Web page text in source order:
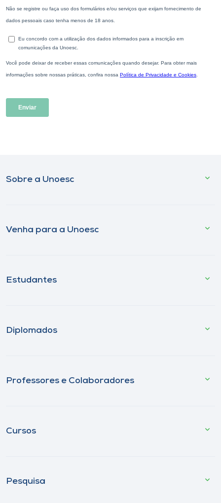
Sobre a Unoesc
Venha para a Unoesc
Estudantes
Diplomados
Professores e Colaboradores
Cursos
Pesquisa